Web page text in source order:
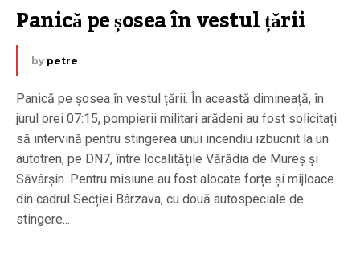
Panică pe șosea în vestul țării
by petre
Panică pe șosea în vestul țării. În această dimineață, în
jurul orei 07:15, pompierii militari arădeni au fost solicitați
să intervină pentru stingerea unui incendiu izbucnit la un
autotren, pe DN7, între localitățile Vărădia de Mureș și
Săvârșin. Pentru misiune au fost alocate forțe și mijloace
din cadrul Secției Bârzava, cu două autospeciale de
stingere...